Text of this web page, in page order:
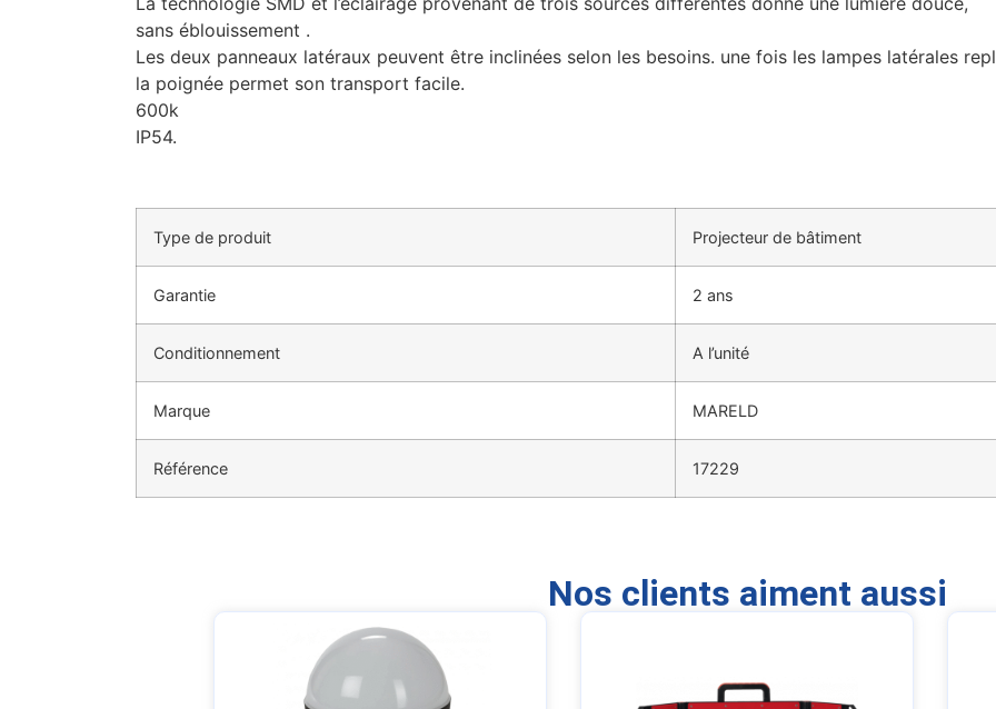
sans éblouissement .
Les deux panneaux latéraux peuvent être inclinées selon les besoins. une fois les lampes latérales
la poignée permet son transport facile.
600k
IP54.
Type de produit Projecteur de bâtiment
Garantie 2 ans
Conditionnement A l’unité
Marque MARELD
Référence 17229
Nos clients aiment aussi